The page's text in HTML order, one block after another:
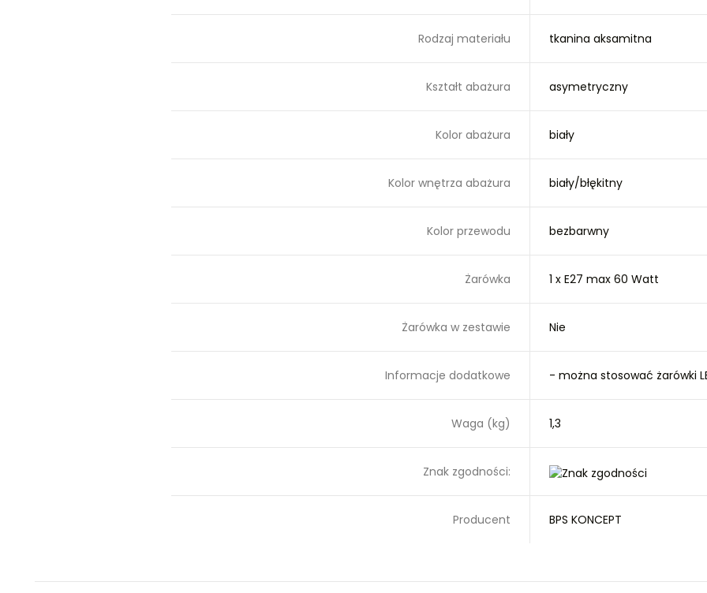
Rodzaj materiału tkanina aksamitna
Kształt abażura asymetryczny
Kolor abażura biały
Kolor wnętrza abażura biały/błękitny
Kolor przewodu bezbarwny
Żarówka 1 x E27 max 60 Watt
Żarówka w zestawie Nie
Informacje dodatkowe - można stosować żarówki
Waga (kg) 1,3
Znak zgodności:
Producent BPS KONCEPT